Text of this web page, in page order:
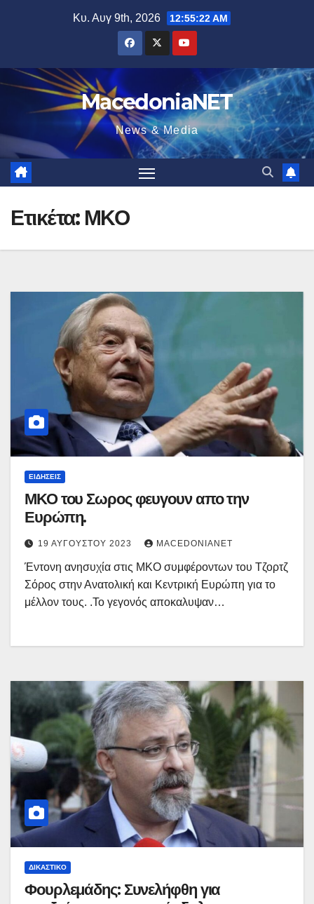
Κυ. Αυγ 9th, 2026 12:55:23 AM
MacedoniaNET
News & Media
Ετικέτα: ΜΚΟ
ΕΙΔΉΣΕΙΣ
ΜΚΟ του Σωρος φευγουν απο την
Ευρώπη.
19 ΑΥΓΟΎΣΤΟΥ 2023 MACEDONIANET
Έντονη ανησυχία στις ΜΚΟ συμφέροντων του Τζορτζ
Σόρος στην Ανατολική και Κεντρική Ευρώπη για το
μέλλον τους. .Το γεγονός αποκαλυψαν…
ΔΙΚΑΣΤΙΚΌ
Φουρλεμάδης: Συνελήφθη για